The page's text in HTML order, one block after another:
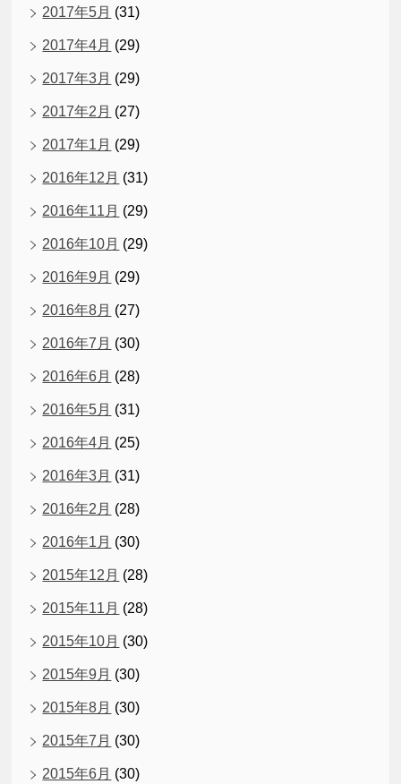
2017年5月 (31)
2017年4月 (29)
2017年3月 (29)
2017年2月 (27)
2017年1月 (29)
2016年12月 (31)
2016年11月 (29)
2016年10月 (29)
2016年9月 (29)
2016年8月 (27)
2016年7月 (30)
2016年6月 (28)
2016年5月 (31)
2016年4月 (25)
2016年3月 (31)
2016年2月 (28)
2016年1月 (30)
2015年12月 (28)
2015年11月 (28)
2015年10月 (30)
2015年9月 (30)
2015年8月 (30)
2015年7月 (30)
2015年6月 (30)